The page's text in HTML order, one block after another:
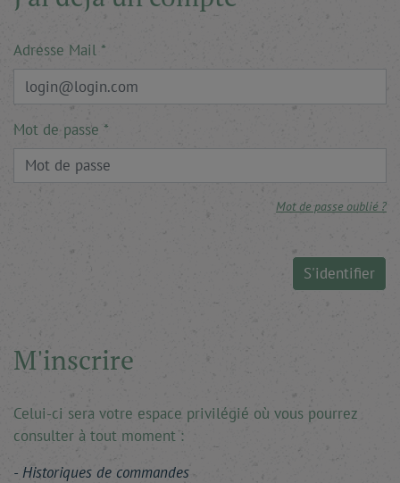
Adresse Mail
Mot de passe
Mot de passe oublié ?
S'identifier
M'inscrire
Celui-ci sera votre espace privilégié où vous pourrez
consulter à tout moment :
Historiques de commandes